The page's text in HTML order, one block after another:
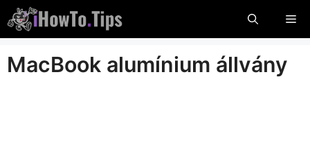
Ugorjon
tartalomra
MacBook alumínium állvány